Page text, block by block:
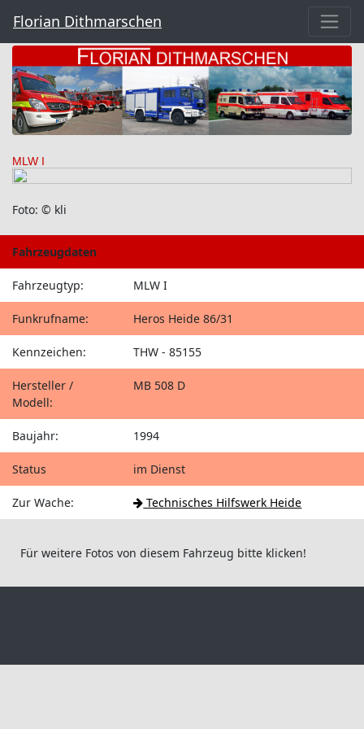
Florian Dithmarschen
MLW I
Foto: © kli
Fahrzeugdaten
Fahrzeugtyp: MLW I
Funkrufname: Heros Heide 86/31
Kennzeichen: THW - 85155
Hersteller /
Modell:
MB 508 D
Baujahr: 1994
Status im Dienst
Zur Wache: Technisches Hilfswerk Heide
Für weitere Fotos von diesem Fahrzeug bitte klicken!